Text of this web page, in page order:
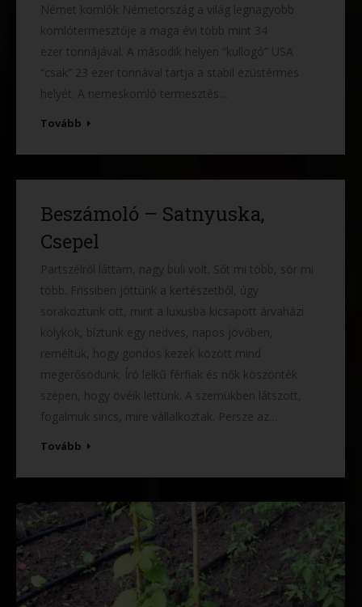
Német komlók Németország a világ legnagyobb
komlótermesztője a maga évi több mint 34
ezer tonnájával. A második helyen “kullogó” USA
“csak” 23 ezer tonnával tartja a stabil ezüstérmes
helyét. A nemeskomló termesztés…
Tovább
Beszámoló – Satnyuska,
Csepel
Partszélről láttam, nagy buli volt. Sőt mi több, sör mi
több. Frissiben jöttünk a kertészetből, úgy
sorakoztunk ott, mint a luxusba kicsapott árvaházi
kölykök, bíztunk egy nedves, napos jövőben,
reméltük, hogy gondos kezek között mind
megerősödünk. Író lelkű férfiak és nők köszönték
szépen, hogy övéik lettünk. A szemükben látszott,
fogalmuk sincs, mire vállalkoztak. Persze az…
Tovább